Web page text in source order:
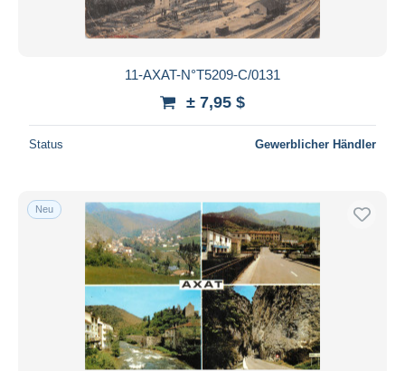
11-AXAT-N°T5209-C/0131
± 7,95 $
Status Gewerblicher Händler
Neu